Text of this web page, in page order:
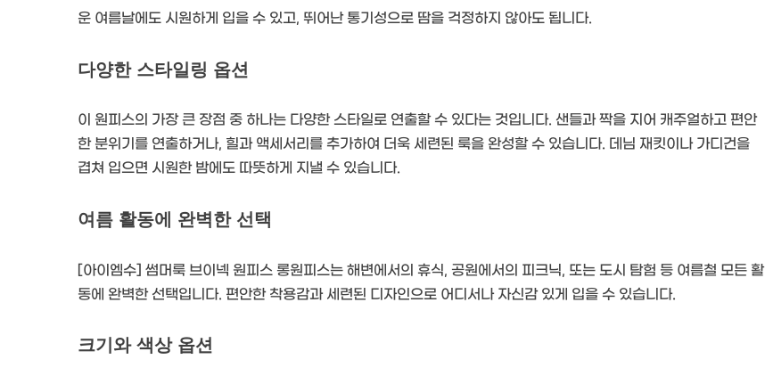
운 여름날에도 시원하게 입을 수 있고, 뛰어난 통기성으로 땀을 걱정하지 않아도 됩니다.
다양한 스타일링 옵션
이 원피스의 가장 큰 장점 중 하나는 다양한 스타일로 연출할 수 있다는 것입니다. 샌들과 짝을 지어 캐주얼하고 편안
한 분위기를 연출하거나, 힐과 액세서리를 추가하여 더욱 세련된 룩을 완성할 수 있습니다. 데님 재킷이나 가디건을
겹쳐 입으면 시원한 밤에도 따뜻하게 지낼 수 있습니다.
여름 활동에 완벽한 선택
[아이엠수] 썸머룩 브이넥 원피스 롱원피스는 해변에서의 휴식, 공원에서의 피크닉, 또는 도시 탐험 등 여름철 모든 활
동에 완벽한 선택입니다. 편안한 착용감과 세련된 디자인으로 어디서나 자신감 있게 입을 수 있습니다.
크기와 색상 옵션